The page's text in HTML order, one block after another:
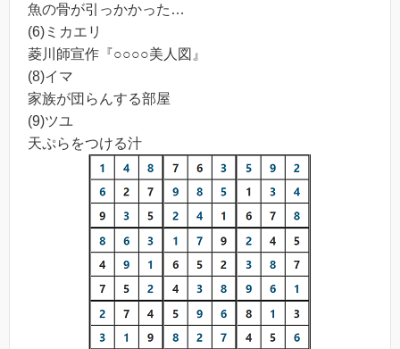
魚の骨が引っかかった…
(6)ミカエリ
菱川師宣作『○○○○美人図』
(8)イマ
家族が団らんする部屋
(9)ツユ
天ぷらをつける汁